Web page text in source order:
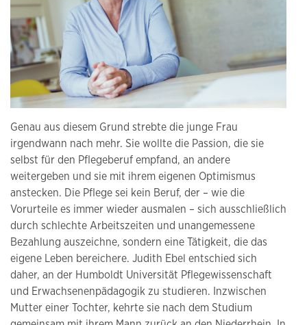
Genau aus diesem Grund strebte die junge Frau
irgendwann nach mehr. Sie wollte die Passion, die sie
selbst für den Pflegeberuf empfand, an andere
weitergeben und sie mit ihrem eigenen Optimismus
anstecken. Die Pflege sei kein Beruf, der – wie die
Vorurteile es immer wieder ausmalen – sich ausschließlich
durch schlechte Arbeitszeiten und unangemessene
Bezahlung auszeichne, sondern eine Tätigkeit, die das
eigene Leben bereichere. Judith Ebel entschied sich
daher, an der Humboldt Universität Pflegewissenschaft
und Erwachsenenpädagogik zu studieren. Inzwischen
Mutter einer Tochter, kehrte sie nach dem Studium